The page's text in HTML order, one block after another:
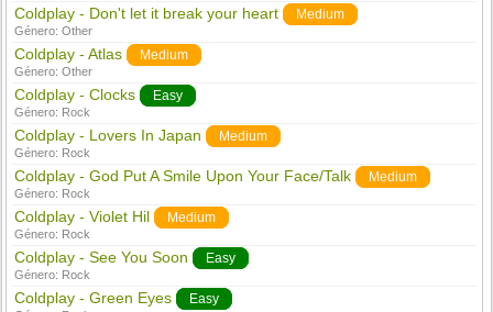
Coldplay - Don't let it break your heart Medium
Género:Other
Coldplay - Atlas Medium
Género:Other
Coldplay - Clocks Easy
Género: Rock
Coldplay - Lovers In Japan Medium
Género: Rock
Coldplay - God Put A Smile Upon Your Face/Talk Medium
Género: Rock
Coldplay - Violet Hil Medium
Género: Rock
Coldplay - See You Soon Easy
Género: Rock
Coldplay - Green Eyes Easy